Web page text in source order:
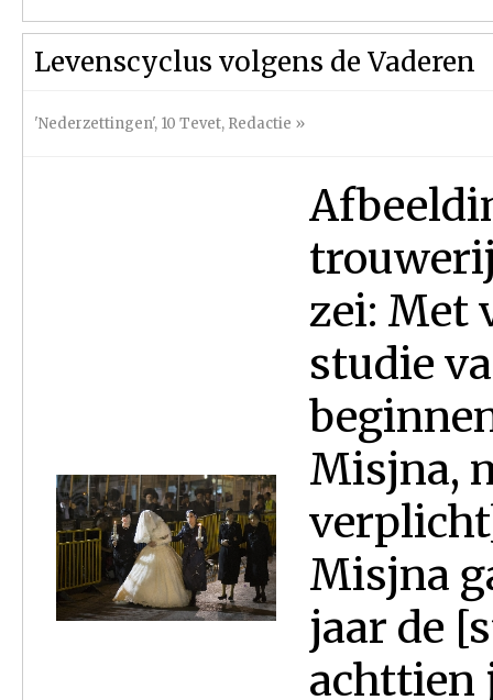
Levenscyclus volgens de Vaderen
'Nederzettingen', 10 Tevet, Redactie »
zei: Met
studie
Misjna,
Misjna
jaar de
achttien